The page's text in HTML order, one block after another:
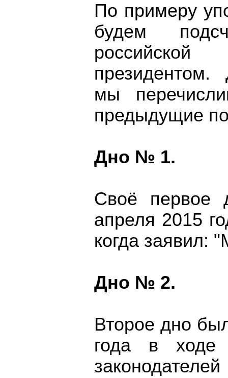
По примеру
будем
российской
президентом.
мы
предыдущие
Дно № 1.
Своё первое
апреля 2015
когда заявил:
Дно № 2.
Второе дно
года в ходе